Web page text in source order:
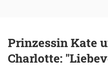
Prinzessin Kate
Charlotte: